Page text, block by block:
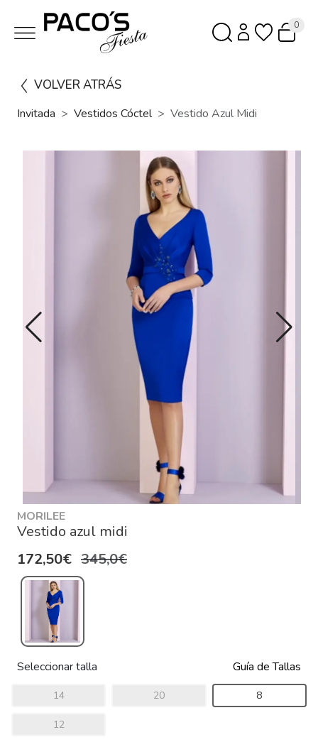
0
VOLVER ATRÁS
Invitada Vestidos Cóctel Vestido Azul Midi
MORILEE
Vestido azul midi
172,50€ 345,0€
Seleccionar talla Guía de Tallas
14 20 8
12